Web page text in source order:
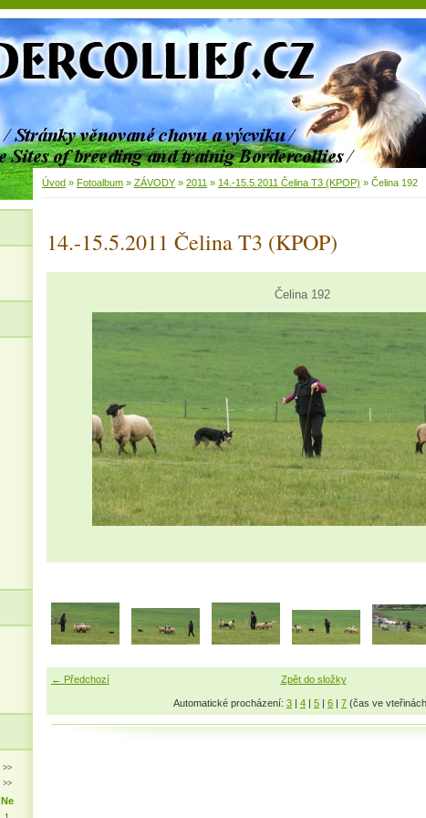
>>
>>
Ne
Úvod » Fotoalbum » ZÁVODY » 2011 » 14.-15.5.2011 Čelina T3 (KPOP) » Čelina 192
14.-15.5.2011 Čelina T3 (KPOP)
Čelina 192
← Předchozí Zpět do složky
Automatické procházení: 3 | 4 | 5 | 6 | 7 (čas ve